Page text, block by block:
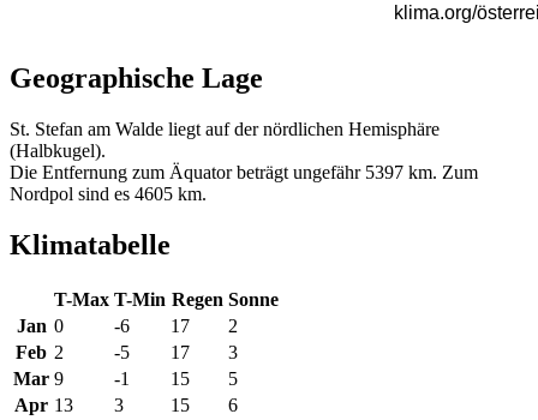
Geographische Lage
St. Stefan am Walde liegt auf der nördlichen Hemisphäre
(Halbkugel).
Die Entfernung zum Äquator beträgt ungefähr 5397 km. Zum
Nordpol sind es 4605 km.
Klimatabelle
T-Max T-Min Regen Sonne
Jan 0 -6 17
2
Feb 2 -5 17
3
Mar 9 -1 15
5
Apr 13 3 15 6